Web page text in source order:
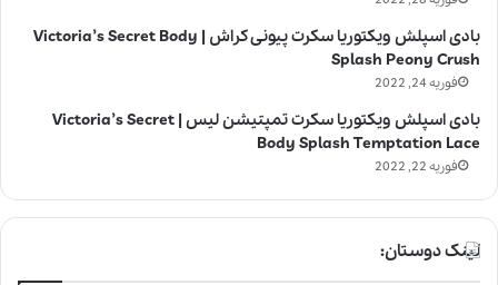
بادی اسپلش ویکتوریا سکرت پیونی کراش | Victoria’s Secret Body
Splash Peony Crush
فوریه 24, 2022
بادی اسپلش ویکتوریا سکرت تمپتیشن لیس | Victoria’s Secret
Body Splash Temptation Lace
فوریه 22, 2022
لینک دوستان: